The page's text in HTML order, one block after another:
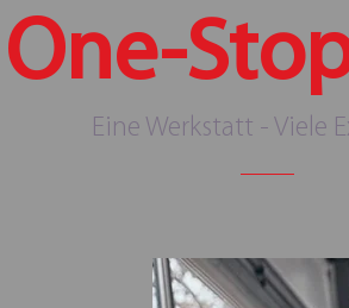
One-
Eine Werkstatt - Viele